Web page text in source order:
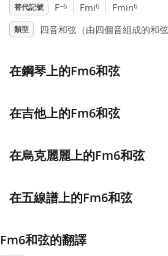
替代記號 F–6 Fmi6 Fmin6
類型 四音和弦（由四個音組成的和弦
在鋼琴上的Fm6和弦
在吉他上的Fm6和弦
在烏克麗麗上的Fm6和弦
在五線譜上的Fm6和弦
Fm6和弦的翻譯